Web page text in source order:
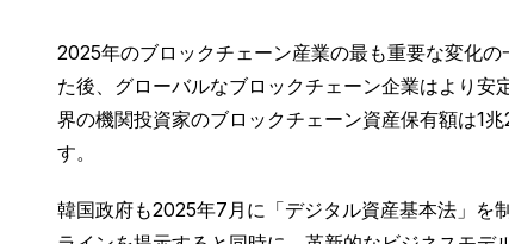
2025年のブロックチェーン産業の最も重要な変化
た後、グローバルなブロックチェーン企業はより
界の機関投資家のブロックチェーン資産保有額は1
す。
韓国政府も2025年7月に「デジタル資産基本法」を